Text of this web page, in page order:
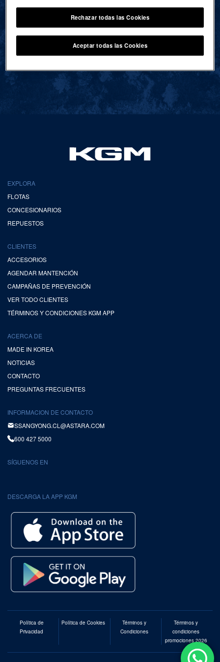
VOLVER AL INICIO
EXPLORA
FLOTAS
CONCESIONARIOS
REPUESTOS
CLIENTES
ACCESORIOS
AGENDAR MANTENCIÓN
CAMPAÑAS DE PREVENCIÓN
VER TODO CLIENTES
TÉRMINOS Y CONDICIONES KGM APP
ACERCA DE
MADE IN KOREA
NOTICIAS
CONTACTO
PREGUNTAS FRECUENTES
INFORMACION DE CONTACTO
SSANGYONG.CL@ASTARA.COM
600 427 5000
SÍGUENOS EN
DESCARGA LA APP KGM
Política de
Privacidad
Política de Cookies
Términos y
Condiciones
Términos y
condiciones
promociones 2026
Rechazar todas las Cookies
Aceptar todas las Cookies